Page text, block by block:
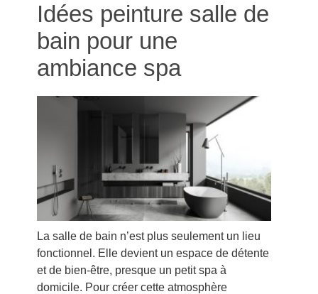
Idées peinture salle de
bain pour une
ambiance spa
La salle de bain n’est plus seulement un lieu
fonctionnel. Elle devient un espace de détente
et de bien-être, presque un petit spa à
domicile. Pour créer cette atmosphère